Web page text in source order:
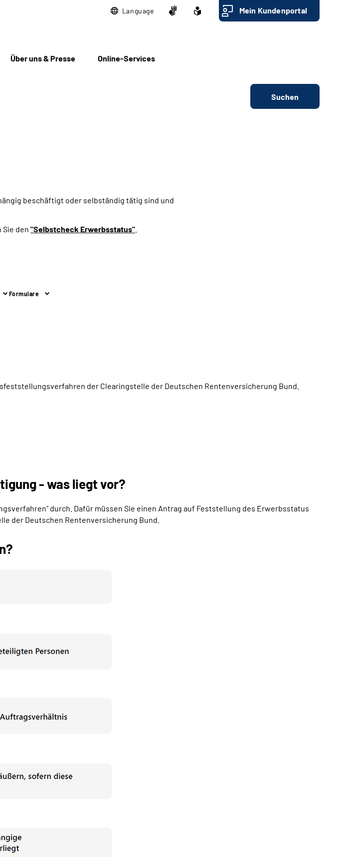
Language Mein Kundenportal
Über uns & Presse Online-Services
Suchen
beschäftigt oder selbständig tätig sind und
den "Selbstcheck Erwerbsstatus"
Formulare
der Clearingstelle der Deutschen Rentenversicherung Bund.
- was liegt vor?
durch. Dafür müssen Sie einen Antrag auf Feststellung des Erwerbsstatus
der Deutschen Rentenversicherung Bund.